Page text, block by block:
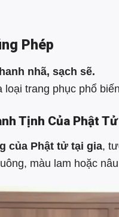
Phép
nhã, sạch sẽ.
trang phục phổ
Tịnh Của Phật Tử
của Phật tử tại gia,
màu lam hoặc